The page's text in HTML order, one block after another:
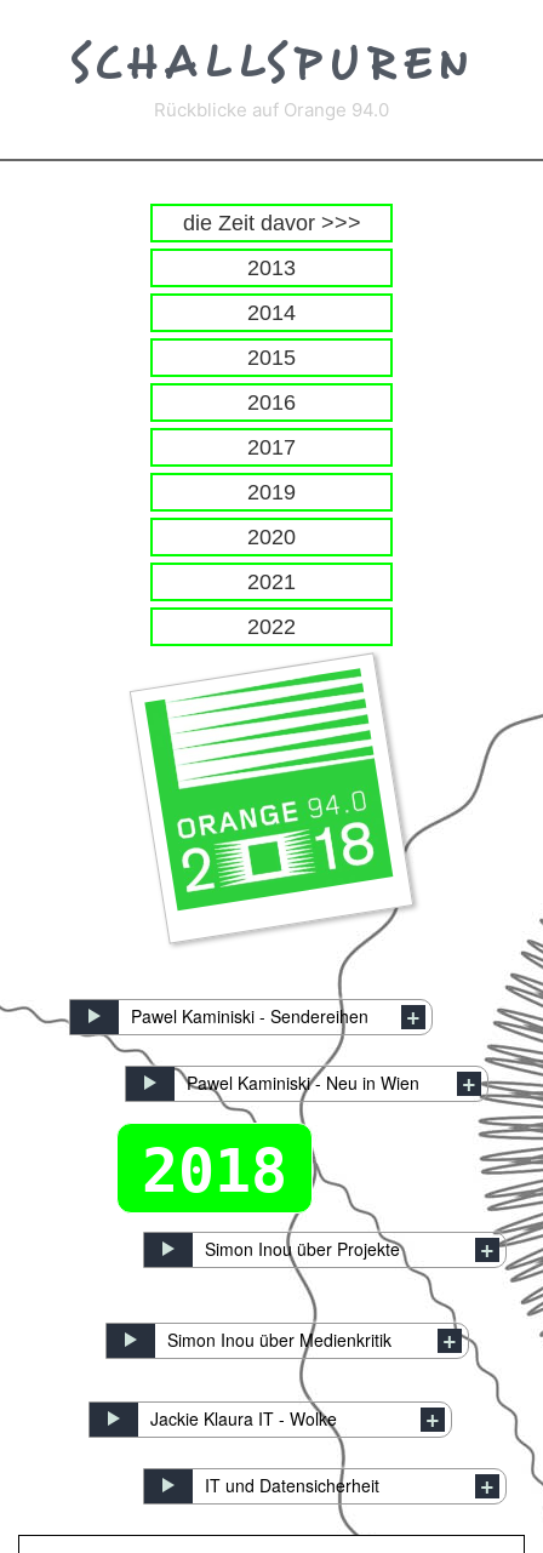
SCHALLSPUREN
Rückblicke auf Orange 94.0
die Zeit davor >>>
2013
2014
2015
2016
2017
2019
2020
2021
2022
Pawel Kaminiski - Sendereihen
Pawel Kaminiski - Neu in Wien
2018
Simon Inou über Projekte
Simon Inou über Medienkritik
Jackie Klaura IT - Wolke
IT und Datensicherheit